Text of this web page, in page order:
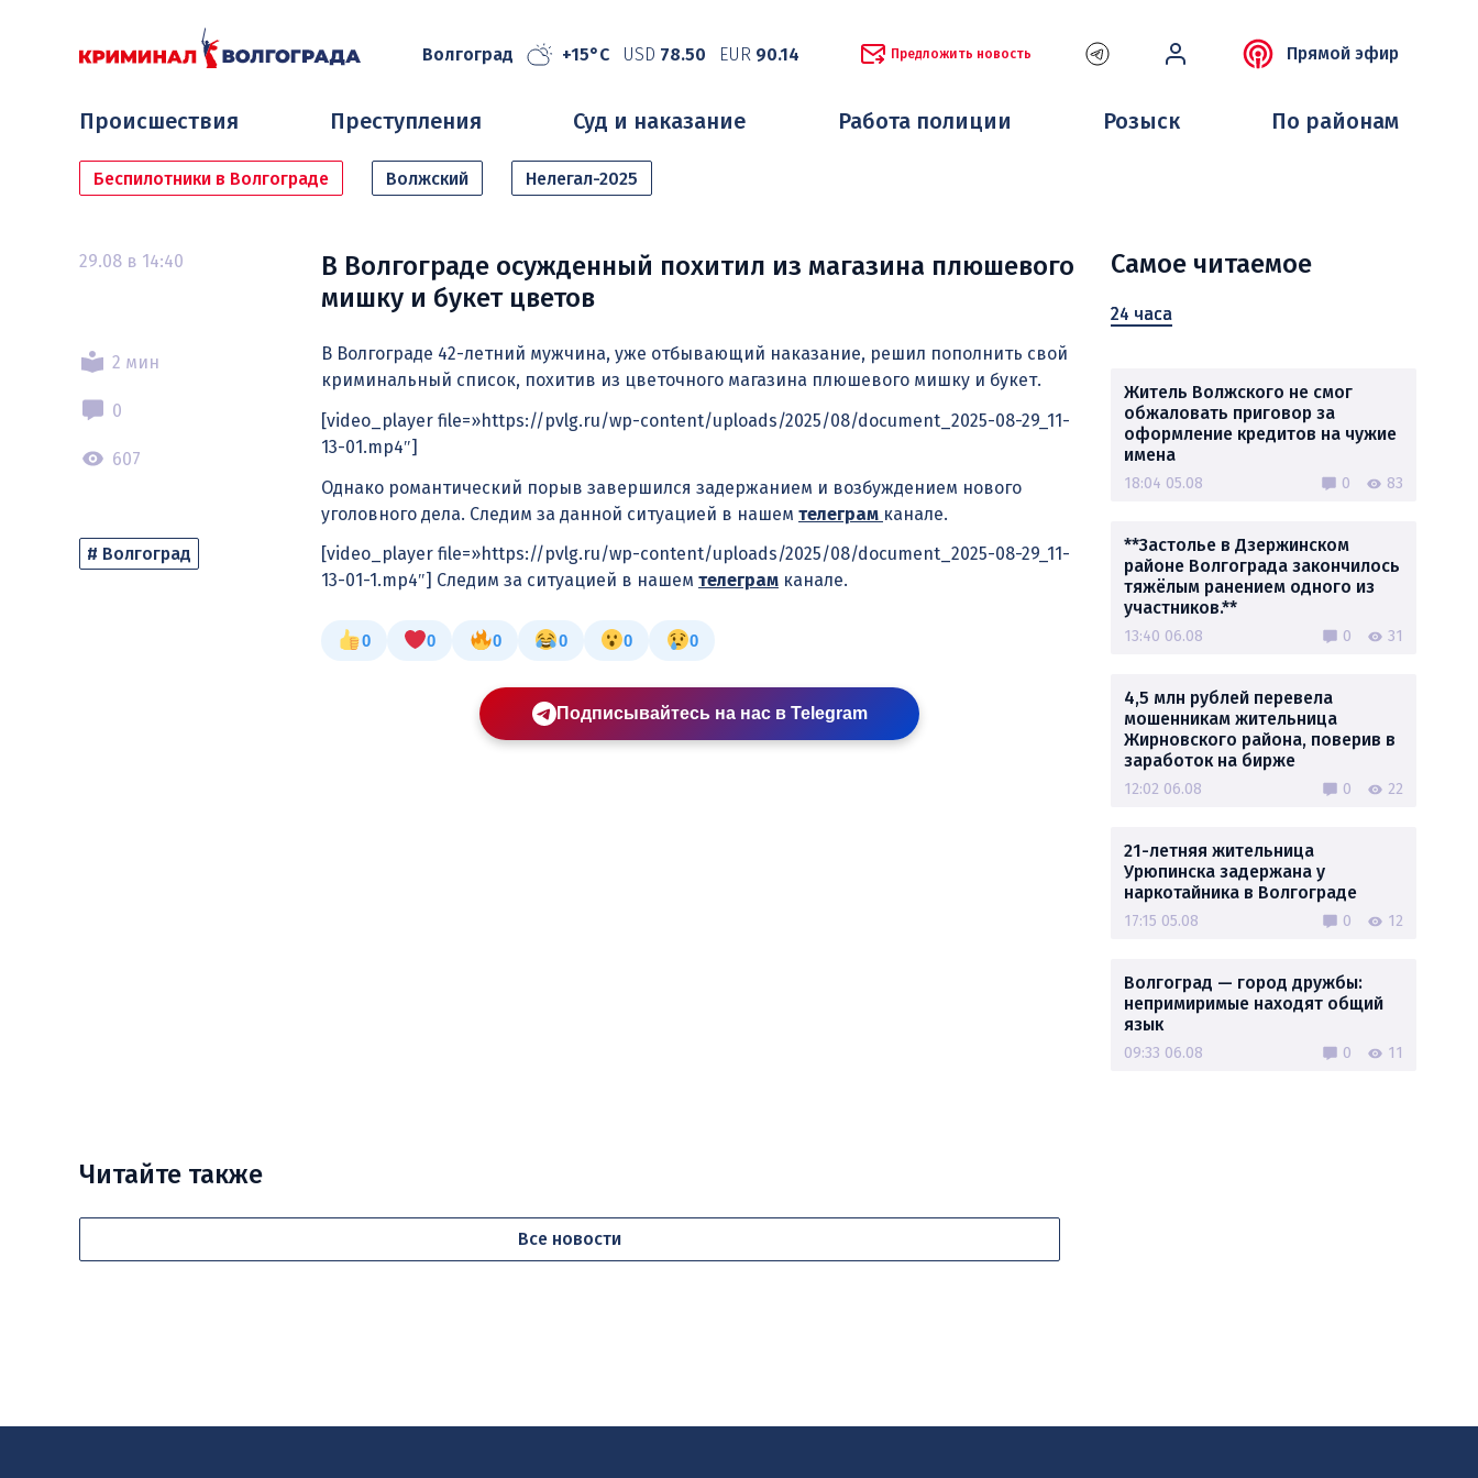
Волгоград +15°C USD 78.50 EUR 90.14 Предложить новость Прямой эфир
Происшествия Преступления Суд и наказание Работа полиции Розыск По районам
Беспилотники в Волгограде Волжский Нелегал-2025
29.08 в 14:40
2 мин
0
607
# Волгоград
В Волгограде осужденный похитил из магазина плюшевого
мишку и букет цветов
В Волгограде 42-летний мужчина, уже отбывающий наказание, решил пополнить свой
криминальный список, похитив из цветочного магазина плюшевого мишку и букет.
[video_player file=»https://pvlg.ru/wp-content/uploads/2025/08/document_2025-08-29_11-
13-01.mp4″]
Однако романтический порыв завершился задержанием и возбуждением нового
уголовного дела. Следим за данной ситуацией в нашем телеграм канале.
[video_player file=»https://pvlg.ru/wp-content/uploads/2025/08/document_2025-08-29_11-
13-01-1.mp4″] Следим за ситуацией в нашем телеграм канале.
0 0 0 0 0 0
Подписывайтесь на нас в Telegram
Самое читаемое
24 часа
Житель Волжского не смог
обжаловать приговор за
оформление кредитов на чужие
имена
18:04 05.08 0 83
**Застолье в Дзержинском
районе Волгограда закончилось
тяжёлым ранением одного из
участников.**
13:40 06.08 0 31
4,5 млн рублей перевела
мошенникам жительница
Жирновского района, поверив в
заработок на бирже
12:02 06.08 0 22
21-летняя жительница
Урюпинска задержана у
наркотайника в Волгограде
17:15 05.08 0 12
Волгоград — город дружбы:
непримиримые находят общий
язык
09:33 06.08 0 11
Читайте также
Все новости